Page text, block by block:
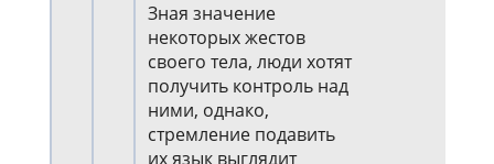
Зная значение
некоторых жестов
своего тела, люди хотят
получить контроль над
ними, однако,
стремление подавить
их язык выглядит